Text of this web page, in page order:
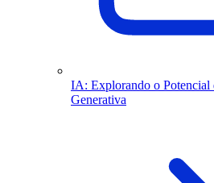
IA: Explorando o
Generativa